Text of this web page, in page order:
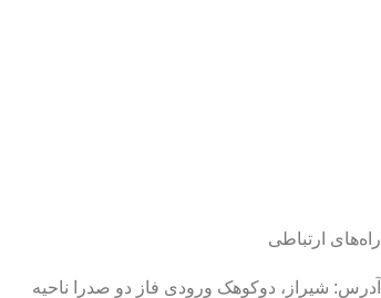
راه‌های ارتباطی
آدرس: شیراز، دوکوهک ورودی فاز دو صدرا ناحیه